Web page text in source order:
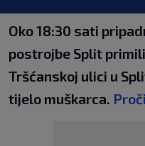
Oko 18:30 sati
postrojbe Split
Tršćanskoj ulici u
tijelo muškarca.